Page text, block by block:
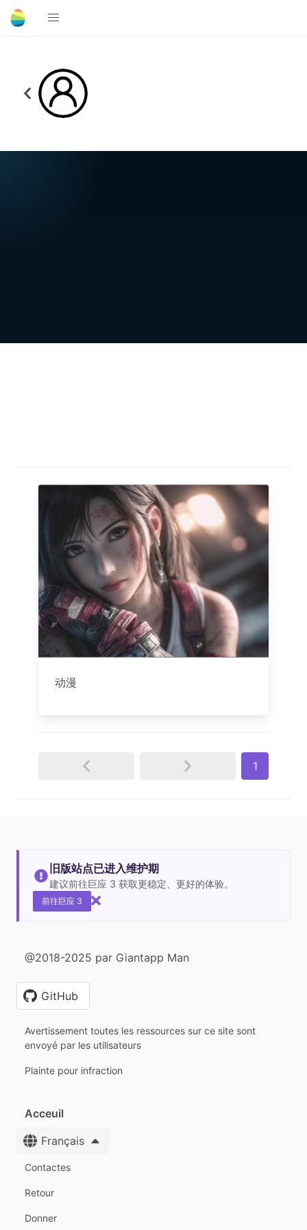
动漫
1
旧版站点已进入维护期
建议前往巨应 3 获取更稳定、更好的体验。
前往巨应 3
@2018-2025 par Giantapp Man
GitHub
Avertissement toutes les ressources sur ce site sont
envoyé par les utilisateurs
Plainte pour infraction
Acceuil
Français
Contactes
Retour
Donner